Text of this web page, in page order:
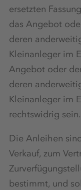
ersetzten
das Angebot
deren
Kleinanleger im
Angebot oder
deren
Kleinanleger im
rechtswidrig sein.
Die Anleihen
Verkauf, zum
bestimmt, und